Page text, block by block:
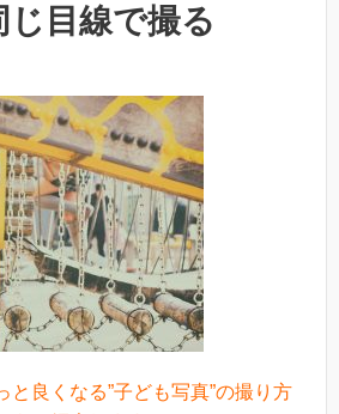
目線で撮る
と良くなる”子ども写真”の撮り方